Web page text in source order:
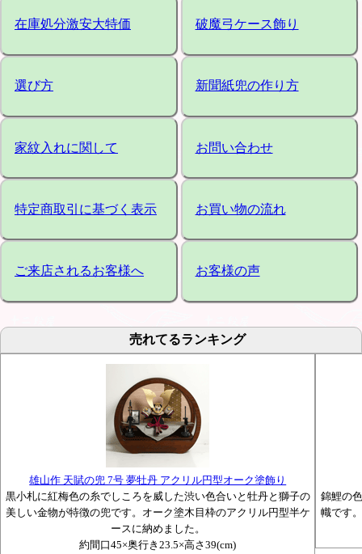
在庫処分激安大特価 破魔弓ケース飾り
選び方 新聞紙兜の作り方
家紋入れに関して お問い合わせ
特定商取引に基づく表示 お買い物の流れ
ご来店されるお客様へ お客様の声
売れてるランキング
雄山作 天賦の兜 7号 夢牡丹 アクリル円型オーク塗飾り
黒小札に紅梅色の糸でしころを威した渋い色合いと牡丹と獅子の
美しい金物が特徴の兜です。オーク塗木目枠のアクリル円型半ケ
ースに納めました。
約間口45×奥行き23.5×高さ39(cm)
錦鯉の
幟です